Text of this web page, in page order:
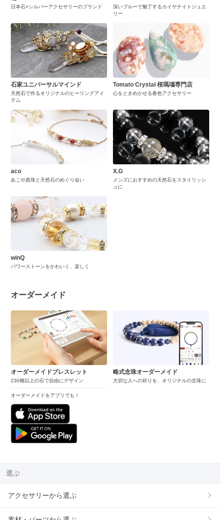
日本石×シルバーアクセサリーのブランド
深いブルーで魅了するカイヤナイトジュエ
リー
石家ユニバーサルマインド
天然石で作るオリジナルのヒーリングアイ
テム
Tomato Crystal 桜瑪瑙専門店
心をときめかせる春色アクセサリー
aco
あこや真珠と天然石のめぐり会い
X.G
メンズにおすすめの天然石をスタイリッシ
ュに
winQ
パワーストーンをかわいく、楽しく
オーダーメイド
オーダーメイドブレスレット
230種以上の石で自由にデザイン
オーダーメイドをアプリでも！
略式念珠オーダーメイド
大切な人への祈りを、オリジナルの念珠に
選ぶ
アクセサリーから選ぶ